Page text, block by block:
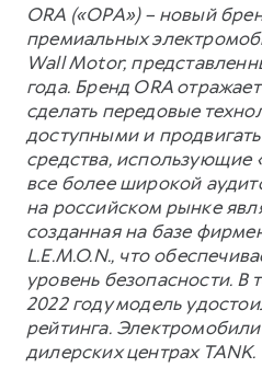
ORA («ОРА») – новый
премиальных
Wall Motor,
года. Бренд ORA
сделать передовые
доступными и
средства, использующие
все более широкой
на российском рынке
созданная на базе
L.E.M.O.N., что
уровень безопасности. В
2022 году модель
рейтинга.
дилерских центрах TANK.